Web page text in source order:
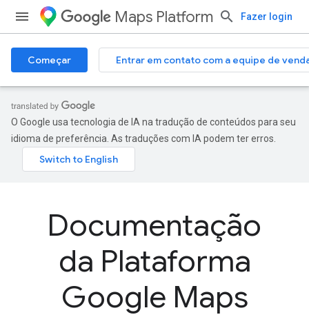
Maps Platform Fazer login
Começar Entrar em contato com a equipe de
O Google usa tecnologia de IA na tradução de conteúdos para seu
idioma de preferência. As traduções com IA podem ter erros.
Documentação
da Plataforma
Google Maps